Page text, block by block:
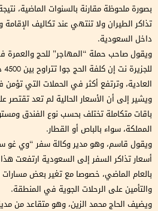
بصورة ملحوظة مقارنة بالسنوات الماضية،
تذاكر الطيران ولا تنتهي عند تكاليف الإقامة
داخل السعودية.
ويقول صاحب حملة “المهاجر” للحج والعمرة
العادية، وترتفع أكثر في الحملات التي تؤمن
ويشير إلى أن الأسعار الحالية لم تعد
باقات متكاملة تختلف بحسب نوع الفندق
المملكة، سواء بالباص أو القطار.
ويقول قاسم، وهو مدير وكالة سفر “وي غو
أسعار تذاكر السفر إلى السعودية ارتفعت
بالعام الماضي، خصوصا مع تغير بعض مسارات
والتأمين على الرحلات الجوية في المنطقة.
ويضيف الحاج محمد الزين، وهو متقاعد من